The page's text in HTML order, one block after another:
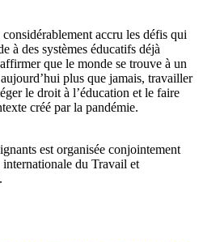
accru les défis qui
à des systèmes éducatifs déjà
que le monde se trouve à un
plus que jamais, travailler
le droit à l’éducation et le faire
créé par la pandémie.
est organisée conjointement
du Travail et